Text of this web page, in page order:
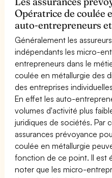
Opératrice de coulée
auto-entrepreneurs
Généralement les
indépendants les micro-
entrepreneurs dans le
coulée en métallurgie des
des entreprises
En effet les auto-
volumes d'activité plus
juridiques de sociétés. Par
assurances prévoyance
coulée en métallurgie
fonction de ce point. Il est
noter que les micro-